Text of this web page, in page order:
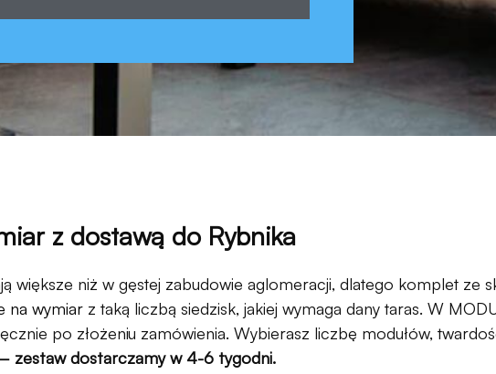
z dostawą do Rybnika
większe niż w gęstej zabudowie aglomeracji, dlatego komplet ze
na wymiar z taką liczbą siedzisk, jakiej wymaga dany taras. W
po złożeniu zamówienia. Wybierasz liczbę modułów,
zestaw dostarczamy w 4-6 tygodni.